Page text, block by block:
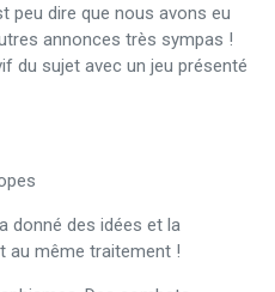
peu dire que nous avons eu
annonces très sympas !
du sujet avec un jeu présenté
donné des idées et la
au même traitement !